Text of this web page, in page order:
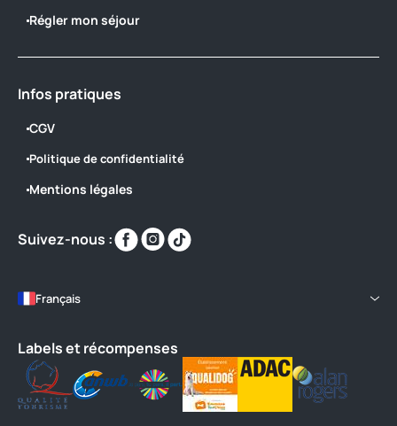
Régler mon séjour
Infos pratiques
CGV
Politique de confidentialité
Mentions légales
Suivez-nous :
Retrouvez-
nous
https://www.facebook.com/
Retrouvez-
nous
https://www.instagram.com/
https://www.tiktok.com/
Français
Labels et récompenses